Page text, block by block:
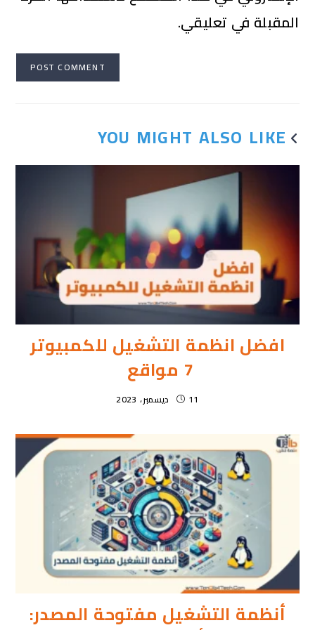
المقبلة في تعليقي.
YOU MIGHT ALSO LIKE
افضل انظمة التشغيل للكمبيوتر
7 مواقع
11 ديسمبر، 2023
أنظمة التشغيل مفتوحة المصدر: